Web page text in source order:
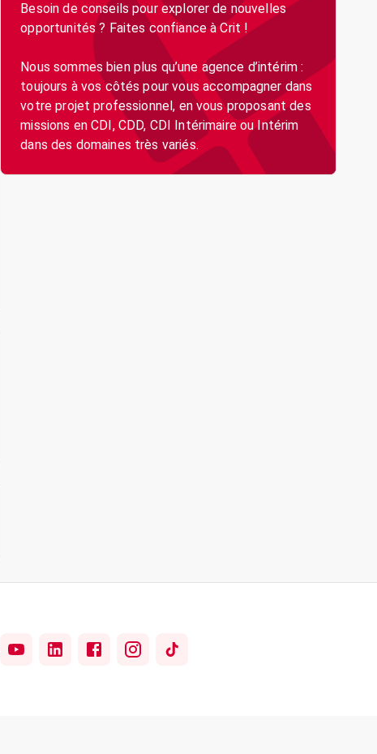
Besoin de conseils pour explorer de nouvelles
opportunités ? Faites confiance à Crit !
Nous sommes bien plus qu’une agence d’intérim :
toujours à vos côtés pour vous accompagner dans
votre projet professionnel, en vous proposant des
missions en CDI, CDD, CDI Intérimaire ou Intérim
dans des domaines très variés.